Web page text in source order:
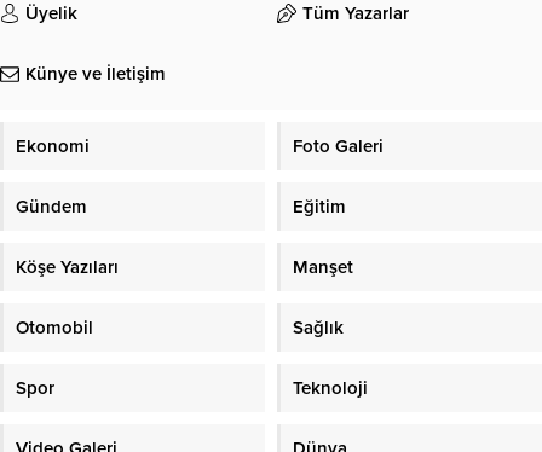
Üyelik Tüm Yazarlar
Künye ve İletişim
Ekonomi Foto Galeri
Gündem Eğitim
Köşe Yazıları Manşet
Otomobil Sağlık
Spor Teknoloji